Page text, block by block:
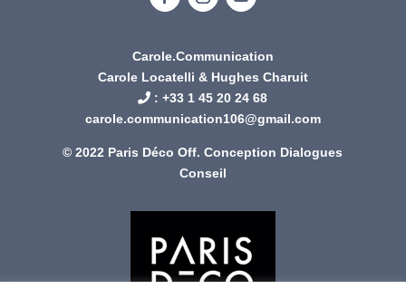
Carole.Communication
Carole Locatelli & Hughes Charuit
: +33 1 45 20 24 68
carole.communication106@gmail.com
© 2022 Paris Déco Off. Conception Dialogues
Conseil